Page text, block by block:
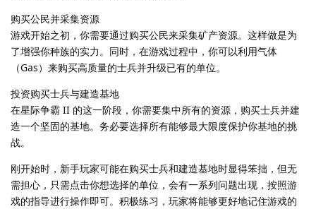
购买公民并采集资源
游戏开始之初，你需要通过购买公民来采集矿产资源。这样做是为
了增强你种族的实力。同时，在游戏过程中，你可以利用气体
（Gas）来购买高质量的士兵并升级已有的单位。
投资购买士兵与建造基地
在星际争霸 II 的这一阶段，你需要集中所有的资源，购买士兵并建
造一个坚固的基地。务必要选择所有能够最大限度保护你基地的挑
战。
刚开始时，新手玩家可能在购买士兵和建造基地时显得笨拙，但无
需担心，只需点击你想选择的单位，会有一系列问题出现，按照游
戏的指导进行操作即可。积极练习，玩家将能够更好地记住游戏的